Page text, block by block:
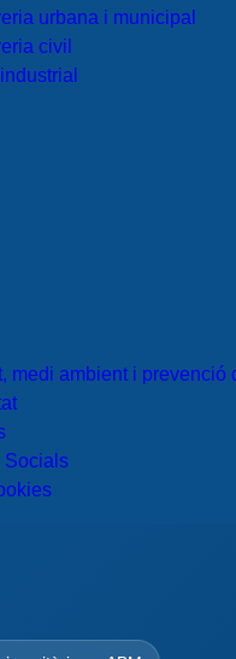
urbana i municipal
civil
medi ambient i prevenció
Socials